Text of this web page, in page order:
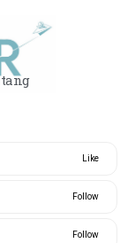
Like
Follow
Follow